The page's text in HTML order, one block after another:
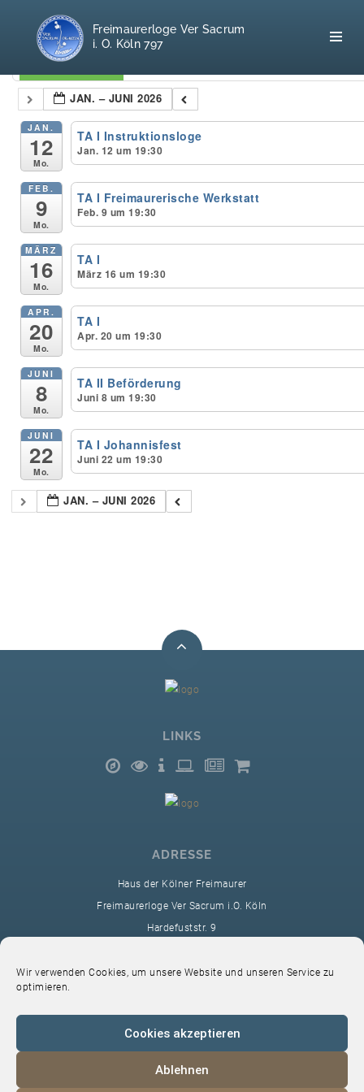
Wir verwenden Cookies, um unsere Website und unseren Service zu
optimieren.
Cookies akzeptieren
Ablehnen
Home
Freimaurerei
100 F.A.Q.
Leitgedanken
Loge
VS-Blog
Termine & Gäste
Freimaurerloge Ver Sacrum
i. O. Köln 797
Kategorien
JAN. – JUNI 2026
JAN.
12
Mo.
TA I Instruktionsloge
Jan. 12 um 19:30
FEB.
9
Mo.
TA I Freimaurerische Werkstatt
Feb. 9 um 19:30
MÄRZ
16
Mo.
TA I
März 16 um 19:30
APR.
20
Mo.
TA I
Apr. 20 um 19:30
JUNI
8
Mo.
TA II Beförderung
Juni 8 um 19:30
JUNI
22
Mo.
TA I Johannisfest
Juni 22 um 19:30
JAN. – JUNI 2026
LINKS
ADRESSE
Haus der Kölner Freimaurer
Freimaurerloge Ver Sacrum i.O. Köln
Hardefuststr. 9
sekretariat@ver-sacrum.org
© 2024 Copyright Ver Sacrum